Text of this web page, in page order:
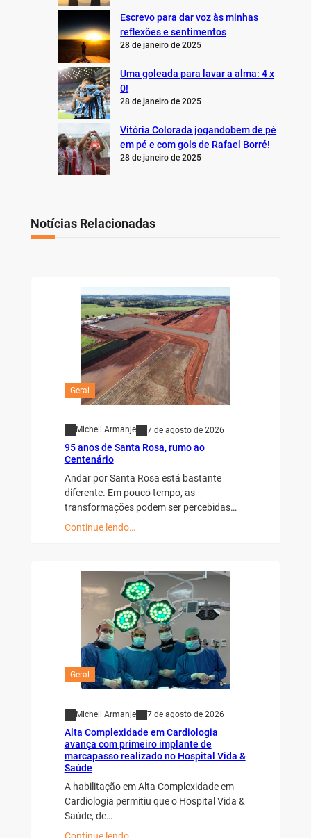
Escrevo para dar voz às minhas
reflexões e sentimentos
28 de janeiro de 2025
Uma goleada para lavar a alma: 4 x
0!
28 de janeiro de 2025
Vitória Colorada jogandobem de pé
em pé e com gols de Rafael Borré!
28 de janeiro de 2025
Notícias Relacionadas
Geral
Micheli Armanje 7 de agosto de 2026
95 anos de Santa Rosa, rumo ao
Centenário
Andar por Santa Rosa está bastante
diferente. Em pouco tempo, as
transformações podem ser percebidas…
Continue lendo…
Geral
Micheli Armanje 7 de agosto de 2026
Alta Complexidade em Cardiologia
avança com primeiro implante de
marcapasso realizado no Hospital Vida &
Saúde
A habilitação em Alta Complexidade em
Cardiologia permitiu que o Hospital Vida &
Saúde, de…
Continue lendo…